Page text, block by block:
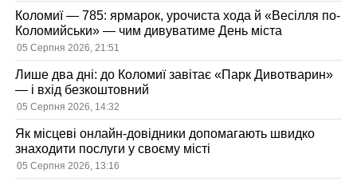
Коломиї — 785: ярмарок, урочиста хода й «Весілля по-
Коломийськи» — чим дивуватиме День міста
05 Серпня 2026, 21:51
Лише два дні: до Коломиї завітає «Парк Дивотварин»
— і вхід безкоштовний
05 Серпня 2026, 14:32
Як місцеві онлайн-довідники допомагають швидко
знаходити послуги у своєму місті
05 Серпня 2026, 13:16